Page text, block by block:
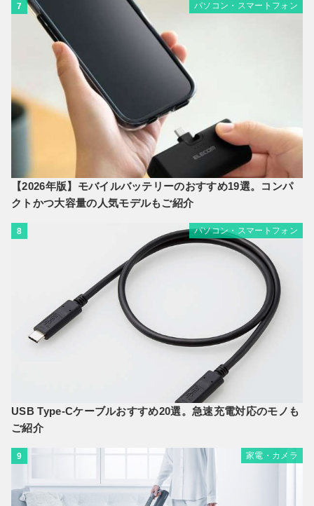
7 パソコン・スマートフォン
【2026年版】モバイルバッテリーのおすすめ19選。コンパ
クトかつ大容量の人気モデルもご紹介
8 パソコン・スマートフォン
USB Type-Cケーブルおすすめ20選。急速充電対応のモノも
ご紹介
9 家電・カメラ